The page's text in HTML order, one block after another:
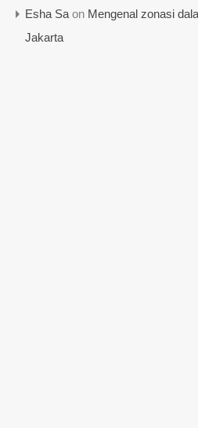
Esha Sa on Mengenal zonasi
Jakarta